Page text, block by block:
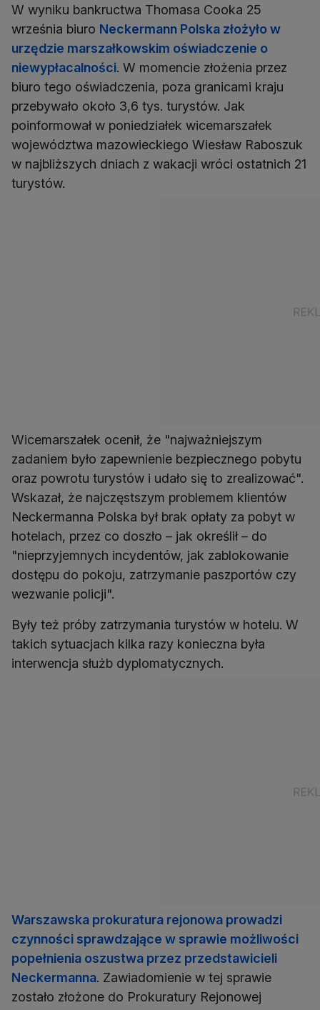
W wyniku bankructwa Thomasa Cooka 25
września biuro Neckermann Polska złożyło w
urzędzie marszałkowskim oświadczenie o
niewypłacalności. W momencie złożenia przez
biuro tego oświadczenia, poza granicami kraju
przebywało około 3,6 tys. turystów. Jak
poinformował w poniedziałek wicemarszałek
województwa mazowieckiego Wiesław Raboszuk
w najbliższych dniach z wakacji wróci ostatnich 21
turystów.
Wicemarszałek ocenił, że "najważniejszym
zadaniem było zapewnienie bezpiecznego pobytu
oraz powrotu turystów i udało się to zrealizować".
Wskazał, że najczęstszym problemem klientów
Neckermanna Polska był brak opłaty za pobyt w
hotelach, przez co doszło – jak określił – do
"nieprzyjemnych incydentów, jak zablokowanie
dostępu do pokoju, zatrzymanie paszportów czy
wezwanie policji".
Były też próby zatrzymania turystów w hotelu. W
takich sytuacjach kilka razy konieczna była
interwencja służb dyplomatycznych.
Warszawska prokuratura rejonowa prowadzi
czynności sprawdzające w sprawie możliwości
popełnienia oszustwa przez przedstawicieli
Neckermanna. Zawiadomienie w tej sprawie
zostało złożone do Prokuratury Rejonowej